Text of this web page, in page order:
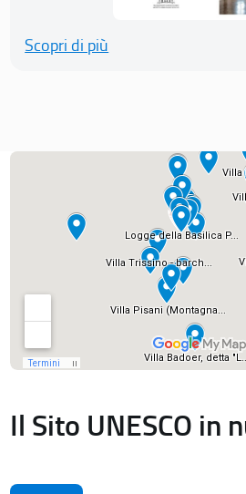
Scopri di più
Il Sito UNESCO in